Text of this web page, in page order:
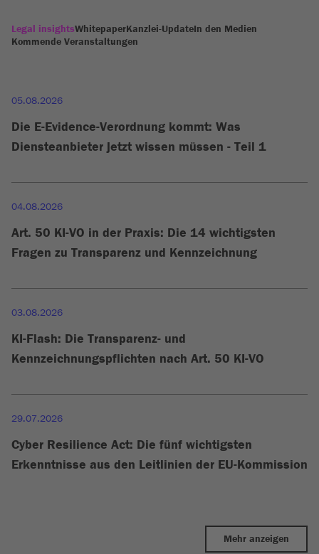
Legal insightsWhitepaperKanzlei-UpdateIn den Medien
Kommende Veranstaltungen
05.08.2026
Die E-Evidence-Verordnung kommt: Was
Diensteanbieter jetzt wissen müssen - Teil 1
04.08.2026
Art. 50 KI-VO in der Praxis: Die 14 wichtigsten
Fragen zu Transparenz und Kennzeichnung
03.08.2026
KI-Flash: Die Transparenz- und
Kennzeichnungspflichten nach Art. 50 KI-VO
29.07.2026
Cyber Resilience Act: Die fünf wichtigsten
Erkenntnisse aus den Leitlinien der EU-Kommission
Mehr anzeigen